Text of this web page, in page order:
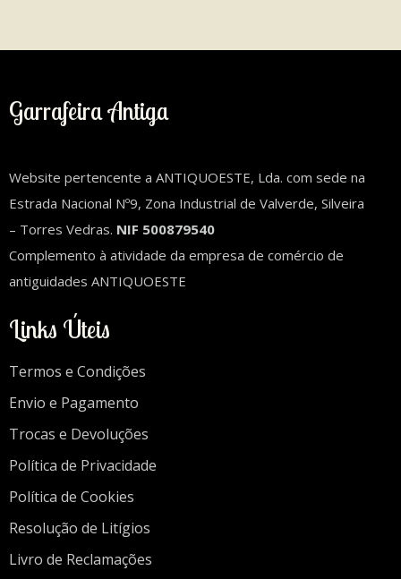
Garrafeira Antiga
Website pertencente a ANTIQUOESTE, Lda. com sede na
Estrada Nacional Nº9, Zona Industrial de Valverde, Silveira
– Torres Vedras. NIF 500879540
Complemento à atividade da empresa de comércio de
antiguidades ANTIQUOESTE
Links Úteis
Termos e Condições
Envio e Pagamento
Trocas e Devoluções
Política de Privacidade
Política de Cookies
Resolução de Litígios
Livro de Reclamações